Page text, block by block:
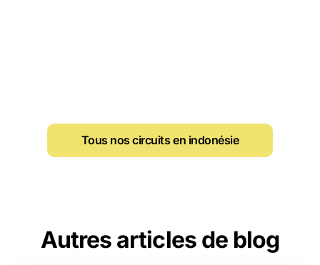
Tous nos circuits en indonésie
Autres articles de blog